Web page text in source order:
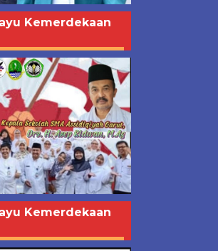
Kemerdekaan
Kemerdekaan